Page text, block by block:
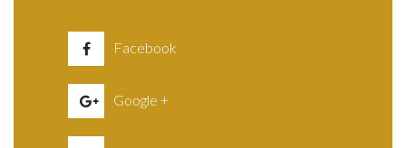
Facebook
Google +